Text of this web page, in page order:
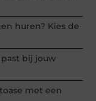
huren? Kies de
bij jouw
met een